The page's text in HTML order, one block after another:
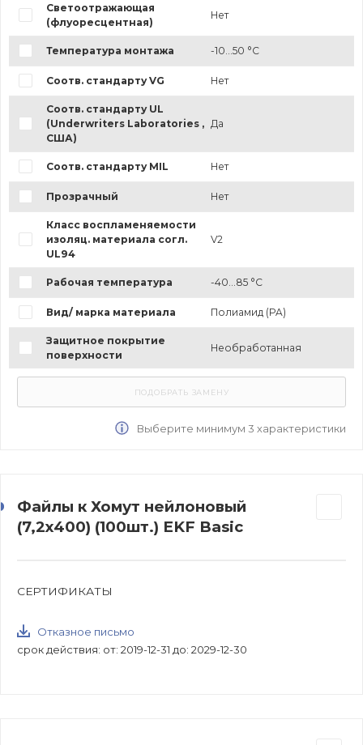
Светоотражающая
(флуоресцентная)
Нет
Температура монтажа -10...50 °C
Соотв. стандарту VG Нет
Соотв. стандарту UL
(Underwriters Laboratories ,
США)
Да
Соотв. стандарту MIL Нет
Прозрачный Нет
Класс воспламеняемости
изоляц. материала согл.
UL94
V2
Рабочая температура -40...85 °C
Вид/ марка материала Полиамид (PA)
Защитное покрытие
поверхности
Необработанная
Выберите минимум 3 характеристики
Файлы к Хомут нейлоновый
(7,2х400) (100шт.) EKF Basic
СЕРТИФИКАТЫ
Отказное письмо
срок действия: от: 2019-12-31 до: 2029-12-30